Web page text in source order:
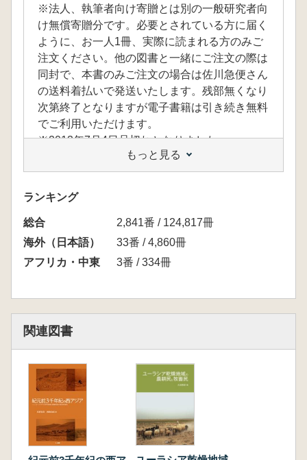
※法人、執筆者向け寄贈とは別の一般研究者向
け無償寄贈分です。必要とされている方に届く
ように、お一人1冊、実際に読まれる方のみご
注文ください。他の図書と一緒にご注文の際は
同封で、本書のみご注文の場合は佐川急便さん
の送料着払いで発送いたします。残部無くなり
次第終了となりますが電子書籍は引き続き無料
でご利用いただけます。
※2013年7月4日品切れとなりました。
2012年3月に開催された公開シンポジュウム
「ユーラシア乾燥地域の農耕民と遊牧民:考古
学,民族学,文献史学の視点から」の発表を基に
加筆、研究を深化させた論集。ユーラシア乾燥
地域における定住・農耕社会と遊牧社会の統
合、分離など様々な関係を考察する。
遊牧生活:遊牧民の経験から
遊牧の成立をめぐって
平田昌弘 牧畜の本質と特徴 生業構造の民
族学的視点から
2部 歴史学,文献史学からみたユーラシア乾燥
地域の農耕民と牧畜民
宮脇淳子 モンゴル史上の遊牧民と農耕民の
もっと見る
ランキング
総合
2,841番 / 124,817冊
海外（日本語）
33番 / 4,860冊
アフリカ・中東
3番 / 334冊
関連図書